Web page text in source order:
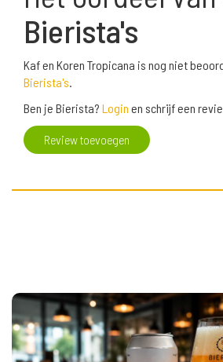
Bierista's
Kaf en Koren Tropicana is nog niet
Bierista's.
Ben je Bierista? Login en schrijf een
Review toevoegen